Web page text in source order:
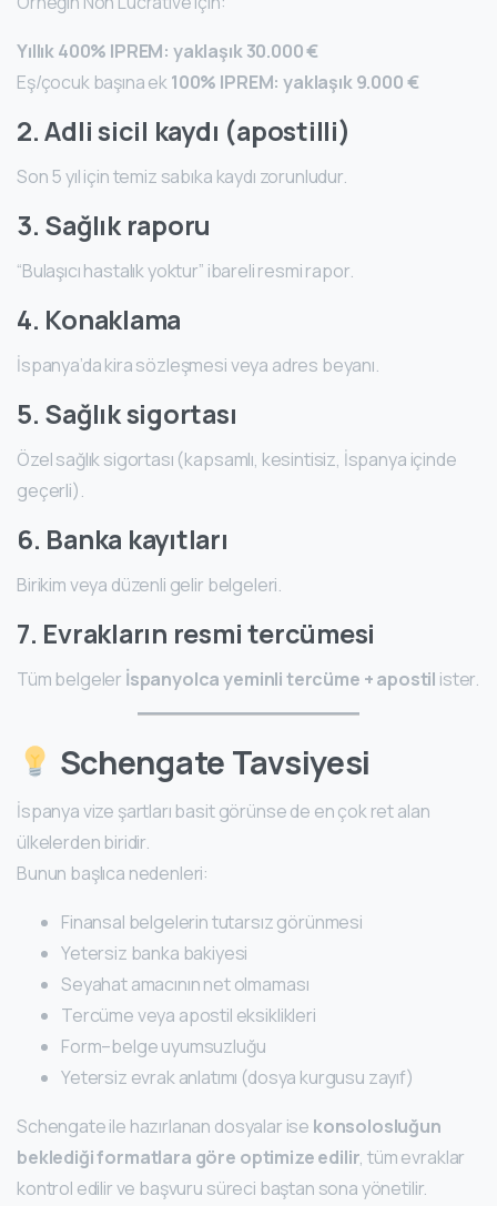
Yıllık 400% IPREM: yaklaşık 30.000 €
Eş/çocuk başına ek100% IPREM: yaklaşık 9.000 €
2. Adli sicil kaydı (apostilli)
Son 5 yıl için temiz sabıka kaydı zorunludur.
3. Sağlık raporu
“Bulaşıcı hastalık yoktur” ibareli resmi rapor.
4. Konaklama
İspanya’da kira sözleşmesi veya adres beyanı.
5. Sağlık sigortası
Özel sağlık sigortası (kapsamlı, kesintisiz, İspanya içinde
geçerli).
6. Banka kayıtları
Birikim veya düzenli gelir belgeleri.
7. Evrakların resmi tercümesi
Tüm belgeler İspanyolca yeminli tercüme + apostil ister.
Schengate Tavsiyesi
İspanya vize şartları basit görünse de en çok ret alan
ülkelerden biridir.
Bunun başlıca nedenleri:
Finansal belgelerin tutarsız görünmesi
Yetersiz banka bakiyesi
Seyahat amacının net olmaması
Tercüme veya apostil eksiklikleri
Form–belge uyumsuzluğu
Yetersiz evrak anlatımı (dosya kurgusu zayıf)
Schengate ile hazırlanan dosyalar ise konsolosluğun
beklediği formatlara göre optimize edilir, tüm evraklar
kontrol edilir ve başvuru süreci baştan sona yönetilir.